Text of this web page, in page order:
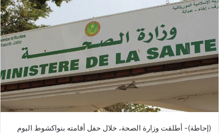
(إحاطة)- أطلقت وزارة الصحة، خلال حفل أقامته بنواكشوط اليوم